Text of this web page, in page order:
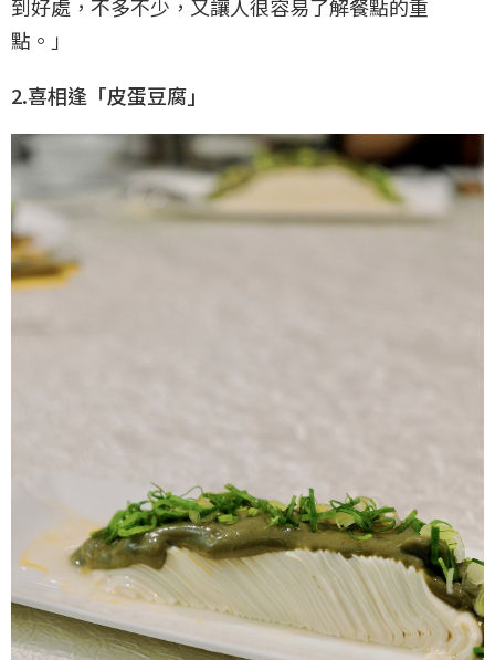
到好處，不多不少，又讓人很容易了解餐點的重
點。」
2.喜相逢「皮蛋豆腐」